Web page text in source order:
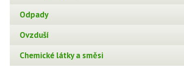
Odpady
Ovzduší
Chemické látky a směsi